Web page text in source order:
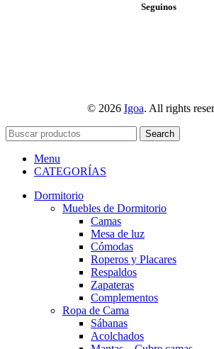
Seguinos
© 2026 Igoa. All rights
Search
Menu
CATEGORÍAS
Dormitorio
Muebles de Dormitorio
Camas
Mesa de luz
Cómodas
Roperos y Placares
Respaldos
Zapateras
Complementos
Ropa de Cama
Sábanas
Acolchados